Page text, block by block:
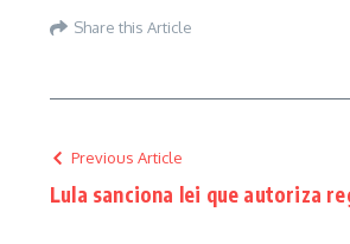
Share this Article
Previous Article
Lula sanciona lei que autoriza